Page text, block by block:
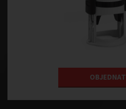
OBJEDNAT